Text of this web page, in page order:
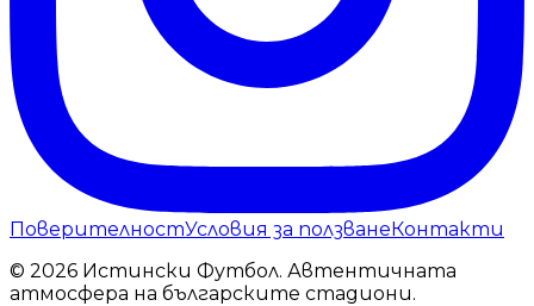
ПоверителностУсловия за ползванеКонтакти
© 2026 Истински Футбол. Автентичната
атмосфера на българските стадиони.